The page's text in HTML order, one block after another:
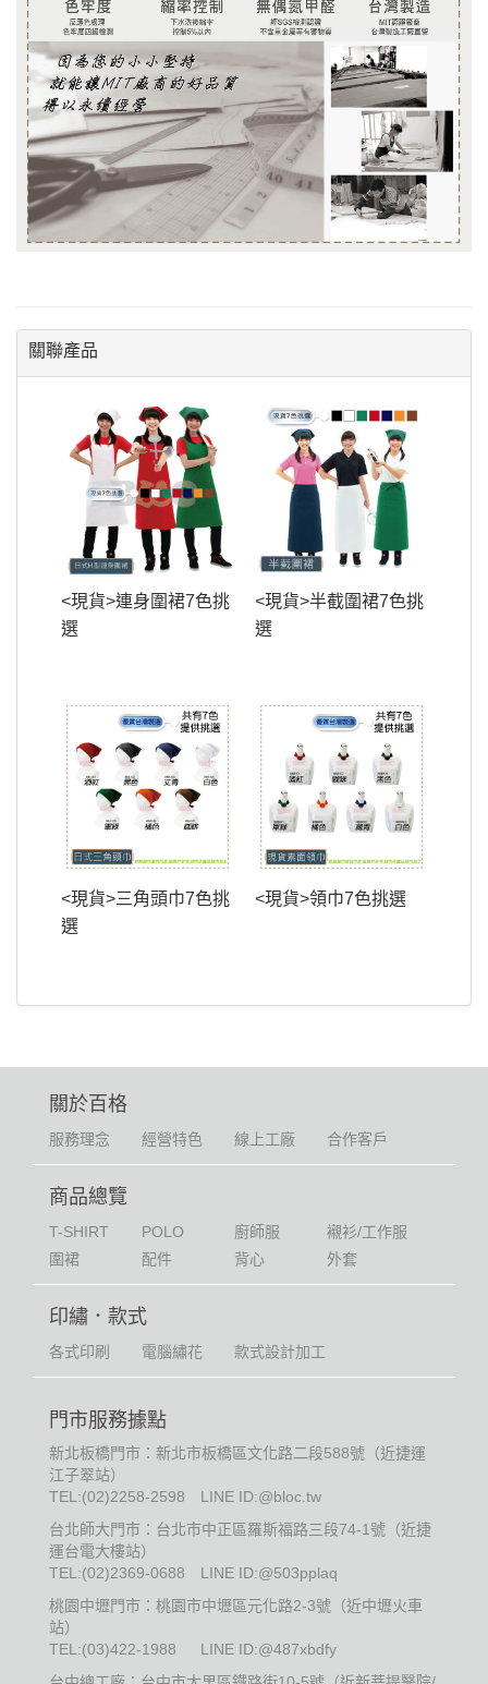
關聯產品
<現貨>連身圍裙7色挑
選
<現貨>半截圍裙7色挑
選
<現貨>三角頭巾7色挑
選
<現貨>領巾7色挑選
關於百格
服務理念 經營特色 線上工廠 合作客戶
商品總覽
T-SHIRT POLO 廚師服
襯衫/工作服
圍裙
配件 背心 外套
印繡．款式
各式印刷 電腦繡花 款式設計加工
門市服務據點
新北板橋門市：新北市板橋區文化路二段588號（近捷運
江子翠站）
TEL:(02)2258-2598
LINE ID:@bloc.tw
台北師大門市：台北市中正區羅斯福路三段74-1號（近捷
運台電大樓站）
TEL:(02)2369-0688
LINE ID:@503pplaq
桃園中壢門市：桃園市中壢區元化路2-3號（近中壢火車
站）
TEL:(03)422-1988
LINE ID:@487xbdfy